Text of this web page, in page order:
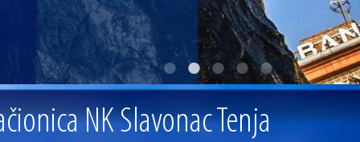
glavnog osječkog Trga Ante Starčevića
NK Slavonac Tenja